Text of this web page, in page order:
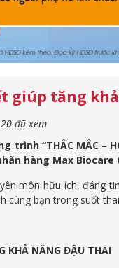
giúp tăng
đã xem
trình “THẮC MẮC –
hàng Max Biocare
môn hữu ích, đáng
cùng bạn trong suốt
KHẢ NĂNG ĐẬU THAI